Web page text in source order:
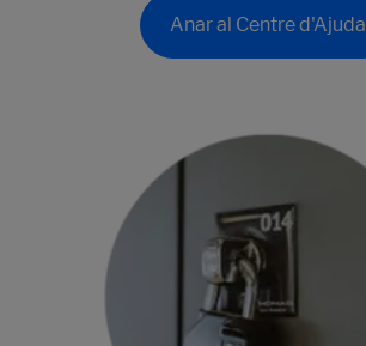
Anar al Centre d'Ajuda